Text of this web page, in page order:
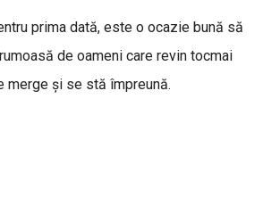
prima dată, este o ocazie bună să
de oameni care revin tocmai
merge și se stă împreună.